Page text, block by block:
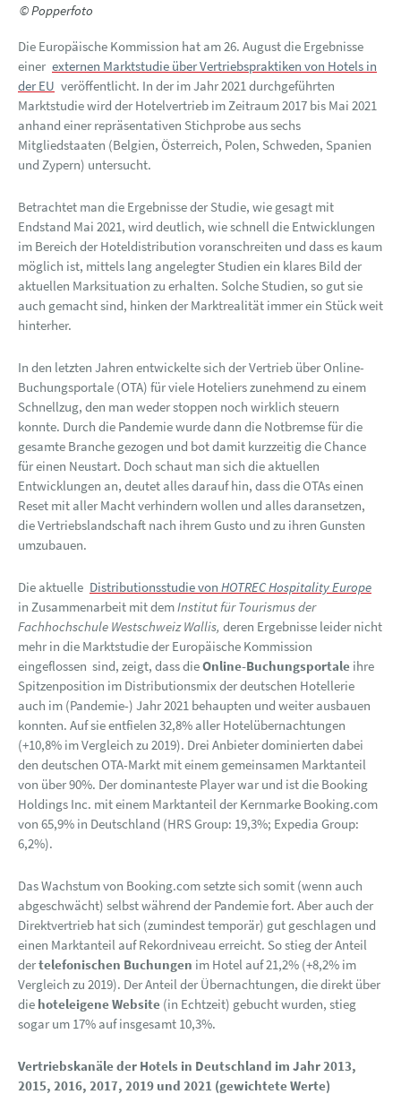
© Popperfoto
Die Europäische Kommission hat am 26. August die Ergebnisse
einer externen Marktstudie über Vertriebspraktiken von Hotels in
der EU veröffentlicht. In der im Jahr 2021 durchgeführten
Marktstudie wird der Hotelvertrieb im Zeitraum 2017 bis Mai 2021
anhand einer repräsentativen Stichprobe aus sechs
Mitgliedstaaten (Belgien, Österreich, Polen, Schweden, Spanien
und Zypern) untersucht.
Betrachtet man die Ergebnisse der Studie, wie gesagt mit
Endstand Mai 2021, wird deutlich, wie schnell die Entwicklungen
im Bereich der Hoteldistribution voranschreiten und dass es kaum
möglich ist, mittels lang angelegter Studien ein klares Bild der
aktuellen Marksituation zu erhalten. Solche Studien, so gut sie
auch gemacht sind, hinken der Marktrealität immer ein Stück weit
hinterher.
In den letzten Jahren entwickelte sich der Vertrieb über Online-
Buchungsportale (OTA) für viele Hoteliers zunehmend zu einem
Schnellzug, den man weder stoppen noch wirklich steuern
konnte. Durch die Pandemie wurde dann die Notbremse für die
gesamte Branche gezogen und bot damit kurzzeitig die Chance
für einen Neustart. Doch schaut man sich die aktuellen
Entwicklungen an, deutet alles darauf hin, dass die OTAs einen
Reset mit aller Macht verhindern wollen und alles daransetzen,
die Vertriebslandschaft nach ihrem Gusto und zu ihren Gunsten
umzubauen.
Die aktuelle Distributionsstudie von HOTREC Hospitality Europe
in Zusammenarbeit mit demInstitut für Tourismus der
Fachhochschule Westschweiz Wallis, deren Ergebnisse leider nicht
mehr in die Marktstudie der Europäische Kommission
eingeflossen sind, zeigt, dass dieOnline-Buchungsportale ihre
Spitzenposition im Distributionsmix der deutschen Hotellerie
auch im (Pandemie-) Jahr 2021 behaupten und weiter ausbauen
konnten. Auf sie entfielen 32,8% aller Hotelübernachtungen
(+10,8% im Vergleich zu 2019). Drei Anbieter dominierten dabei
den deutschen OTA-Markt mit einem gemeinsamen Marktanteil
von über 90%. Der dominanteste Player war und ist die Booking
Holdings Inc. mit einem Marktanteil der Kernmarke Booking.com
von 65,9% in Deutschland (HRS Group: 19,3%; Expedia Group:
6,2%).
Das Wachstum von Booking.com setzte sich somit (wenn auch
abgeschwächt) selbst während der Pandemie fort. Aber auch der
Direktvertrieb hat sich (zumindest temporär) gut geschlagen und
einen Marktanteil auf Rekordniveau erreicht. So stieg der Anteil
dertelefonischen Buchungen im Hotel auf 21,2% (+8,2% im
Vergleich zu 2019). Der Anteil der Übernachtungen, die direkt über
die hoteleigene Website (in Echtzeit) gebucht wurden, stieg
sogar um 17% auf insgesamt 10,3%.
Vertriebskanäle der Hotels in Deutschland im Jahr 2013,
2015, 2016, 2017, 2019 und 2021 (gewichtete Werte)